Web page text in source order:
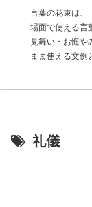
言葉の花束は、
場面で使える言
見舞い・お悔
まま使える文例
礼儀